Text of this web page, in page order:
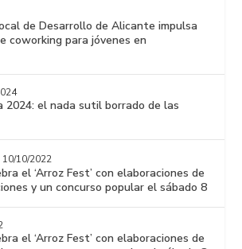
de Desarrollo de Alicante impulsa
coworking para jóvenes en
2024: el nada sutil borrado de las
10/10/2022
el ‘Arroz Fest’ con elaboraciones de
y un concurso popular el sábado 8
el ‘Arroz Fest’ con elaboraciones de